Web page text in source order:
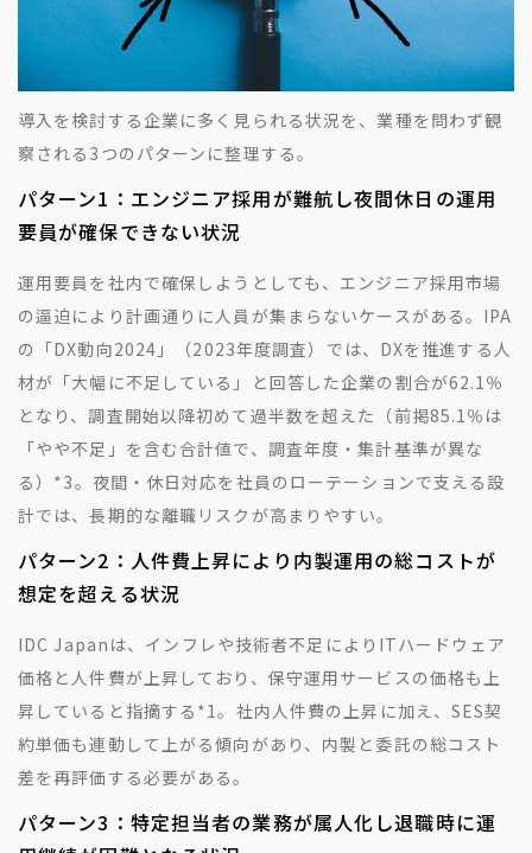
導入を検討する企業に多く見られる状況を、業種を問わず観
察される3つのパターンに整理する。
パターン1：エンジニア採用が難航し夜間休日の運用
要員が確保できない状況
運用要員を社内で確保しようとしても、エンジニア採用市場
の逼迫により計画通りに人員が集まらないケースがある。IPA
の「DX動向2024」（2023年度調査）では、DXを推進する人
材が「大幅に不足している」と回答した企業の割合が62.1％
となり、調査開始以降初めて過半数を超えた（前掲85.1％は
「やや不足」を含む合計値で、調査年度・集計基準が異な
る） *3。夜間・休日対応を社員のローテーションで支える設
計では、長期的な離職リスクが高まりやすい。
パターン2：人件費上昇により内製運用の総コストが
想定を超える状況
IDC Japanは、インフレや技術者不足によりITハードウェア
価格と人件費が上昇しており、保守運用サービスの価格も上
昇していると指摘する *1。社内人件費の上昇に加え、SES契
約単価も連動して上がる傾向があり、内製と委託の総コスト
差を再評価する必要がある。
パターン3：特定担当者の業務が属人化し退職時に運